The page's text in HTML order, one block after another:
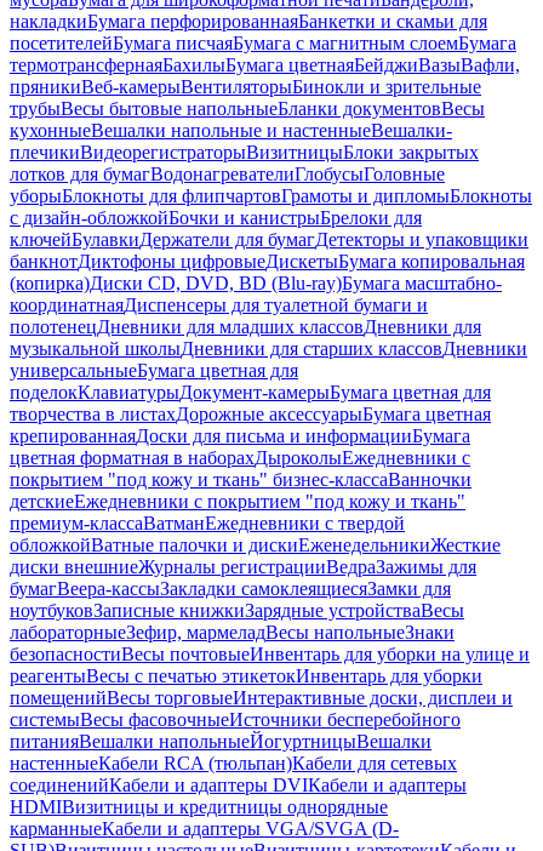
накладкиБумага перфорированнаяБанкетки и скамьи для
посетителейБумага писчаяБумага с магнитным слоемБумага
термотрансфернаяБахилыБумага цветнаяБейджиВазыВафли,
пряникиВеб-камерыВентиляторыБинокли и зрительные
трубыВесы бытовые напольныеБланки документовВесы
кухонныеВешалки напольные и настенныеВешалки-
плечикиВидеорегистраторыВизитницыБлоки закрытых
лотков для бумагВодонагревателиГлобусыГоловные
уборыБлокноты для флипчартовГрамоты и дипломыБлокноты
с дизайн-обложкойБочки и канистрыБрелоки для
ключейБулавкиДержатели для бумагДетекторы и упаковщики
банкнотДиктофоны цифровыеДискетыБумага копировальная
(копирка)Диски CD, DVD, BD (Blu-ray)Бумага масштабно-
координатнаяДиспенсеры для туалетной бумаги и
полотенецДневники для младших классовДневники для
музыкальной школыДневники для старших классовДневники
универсальныеБумага цветная для
поделокКлавиатурыДокумент-камерыБумага цветная для
творчества в листахДорожные аксессуарыБумага цветная
крепированнаяДоски для письма и информацииБумага
цветная форматная в наборахДыроколыЕжедневники с
покрытием "под кожу и ткань" бизнес-классаВанночки
детскиеЕжедневники с покрытием "под кожу и ткань"
премиум-классаВатманЕжедневники с твердой
обложкойВатные палочки и дискиЕженедельникиЖесткие
диски внешниеЖурналы регистрацииВедраЗажимы для
бумагВеера-кассыЗакладки самоклеящиесяЗамки для
ноутбуковЗаписные книжкиЗарядные устройстваВесы
лабораторныеЗефир, мармеладВесы напольныеЗнаки
безопасностиВесы почтовыеИнвентарь для уборки на улице и
реагентыВесы с печатью этикетокИнвентарь для уборки
помещенийВесы торговыеИнтерактивные доски, дисплеи и
системыВесы фасовочныеИсточники бесперебойного
питанияВешалки напольныеЙогуртницыВешалки
настенныеКабели RCA (тюльпан)Кабели для сетевых
соединенийКабели и адаптеры DVIКабели и адаптеры
HDMIВизитницы и кредитницы однорядные
карманныеКабели и адаптеры VGA/SVGA (D-